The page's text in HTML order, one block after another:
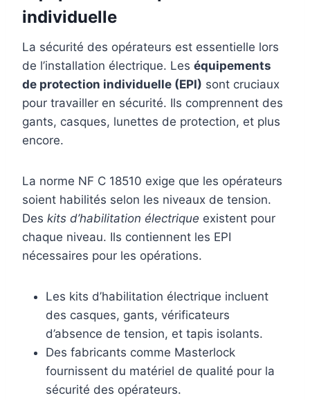
individuelle
La sécurité des opérateurs est essentielle lors
de l’installation électrique. Les équipements
de protection individuelle (EPI) sont cruciaux
pour travailler en sécurité. Ils comprennent des
gants, casques, lunettes de protection, et plus
encore.
La norme NF C 18510 exige que les opérateurs
soient habilités selon les niveaux de tension.
Des kits d’habilitation électrique existent pour
chaque niveau. Ils contiennent les EPI
nécessaires pour les opérations.
Les kits d’habilitation électrique incluent
des casques, gants, vérificateurs
d’absence de tension, et tapis isolants.
Des fabricants comme Masterlock
fournissent du matériel de qualité pour la
sécurité des opérateurs.